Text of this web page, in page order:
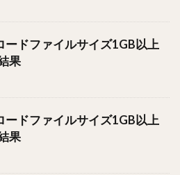
ドファイルサイズ1GB以上
果
ドファイルサイズ1GB以上
果